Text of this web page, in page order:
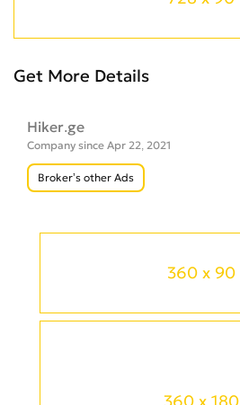
360 x 90
Get More Details
Hiker.ge
Company since Apr 22, 2021
Broker’s other Ads